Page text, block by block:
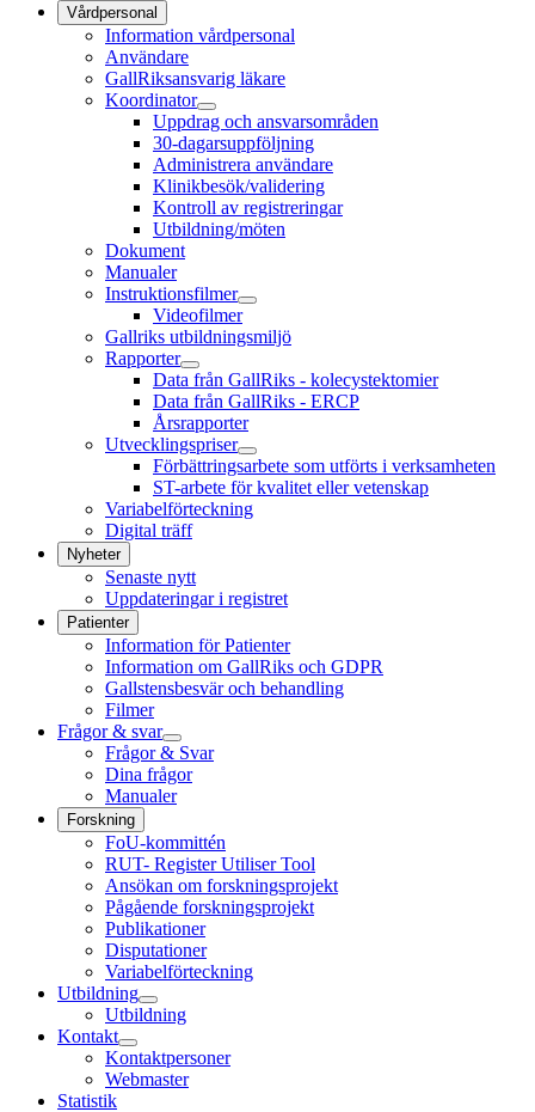
Vårdpersonal
Information vårdpersonal
Användare
GallRiksansvarig läkare
Koordinator
Uppdrag och ansvarsområden
30-dagarsuppföljning
Administrera användare
Klinikbesök/validering
Kontroll av registreringar
Utbildning/möten
Dokument
Manualer
Instruktionsfilmer
Videofilmer
Gallriks utbildningsmiljö
Rapporter
Data från GallRiks - kolecystektomier
Data från GallRiks - ERCP
Årsrapporter
Utvecklingspriser
Förbättringsarbete som utförts i verksamheten
ST-arbete för kvalitet eller vetenskap
Variabelförteckning
Digital träff
Nyheter
Senaste nytt
Uppdateringar i registret
Patienter
Information för Patienter
Information om GallRiks och GDPR
Gallstensbesvär och behandling
Filmer
Frågor & svar
Frågor & Svar
Dina frågor
Manualer
Forskning
FoU-kommittén
RUT- Register Utiliser Tool
Ansökan om forskningsprojekt
Pågående forskningsprojekt
Publikationer
Disputationer
Variabelförteckning
Utbildning
Utbildning
Kontakt
Kontaktpersoner
Webmaster
Statistik